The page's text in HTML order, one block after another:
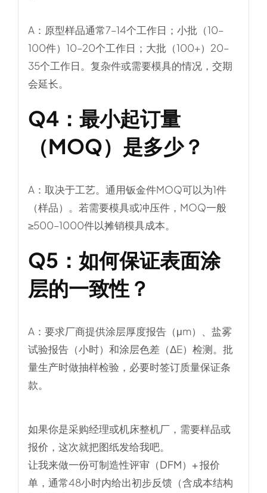
A：原型样品通常7–14个工作日；小批（10–
100件）10–20个工作日；大批（100+）20–
35个工作日。复杂件或需要模具的情况，交期
会延长。
Q4： 最小起订量
（MOQ）是多少？
A：取决于工艺。通用钣金件MOQ可以为1件
（样品）。若需要模具或冲压件，MOQ一般
≥500–1000件以摊销模具成本。
Q5： 如何保证表面涂
层的一致性？
A：要求厂商提供涂层厚度报告（μm）、盐雾
试验报告（小时）和涂层色差（ΔE）检测。批
量生产时做抽样检验，必要时签订质量保证条
款。
如果你是采购经理或机床整机厂，需要样品或
报价，这次就把图纸发给我吧。
让我来做一份可制造性评审（DFM）+ 报价
单，通常48小时内给出初步反馈（含成本结构